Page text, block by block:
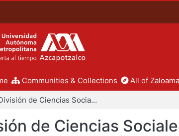
Communities & Collections All of
División de Ciencias Sociales y Humanidades
de Ciencias